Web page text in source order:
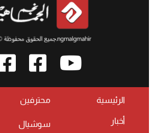
الرئيسية
أخبار
محترفين
سوشيال